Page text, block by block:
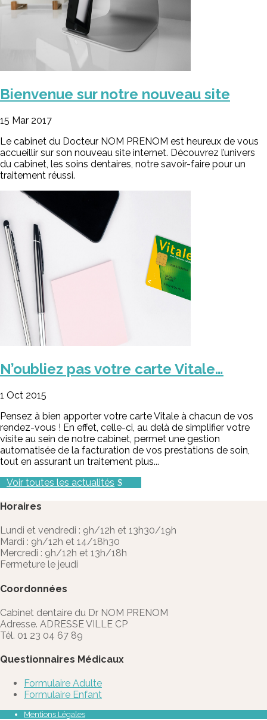
Bienvenue sur notre nouveau site
15 Mar 2017
Le cabinet du Docteur NOM PRENOM est heureux de vous
accueillir sur son nouveau site internet. Découvrez l’univers
du cabinet, les soins dentaires, notre savoir-faire pour un
traitement réussi.
N’oubliez pas votre carte Vitale…
1 Oct 2015
Pensez à bien apporter votre carte Vitale à chacun de vos
rendez-vous ! En effet, celle-ci, au delà de simplifier votre
visite au sein de notre cabinet, permet une gestion
automatisée de la facturation de vos prestations de soin,
tout en assurant un traitement plus...
Voir toutes les actualités
Horaires
Lundi et vendredi : 9h/12h et 13h30/19h
Mardi : 9h/12h et 14/18h30
Mercredi : 9h/12h et 13h/18h
Fermeture le jeudi
Coordonnées
Cabinet dentaire du Dr NOM PRENOM
Adresse. ADRESSE VILLE CP
Tél. 01 23 04 67 89
Questionnaires Médicaux
Formulaire Adulte
Formulaire Enfant
Mentions Légales